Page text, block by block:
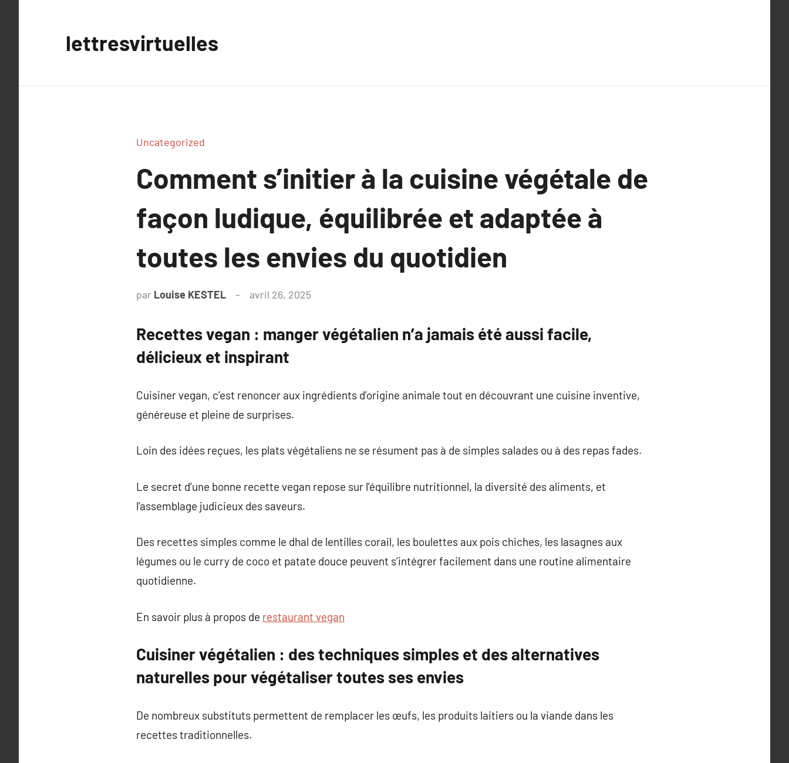
lettresvirtuelles
Uncategorized
Comment s’initier à la cuisine végétale de
façon ludique, équilibrée et adaptée à
toutes les envies du quotidien
par Louise KESTEL avril 26, 2025
Recettes vegan : manger végétalien n’a jamais été aussi facile,
délicieux et inspirant
Cuisiner vegan, c’est renoncer aux ingrédients d’origine animale tout en découvrant une cuisine inventive,
généreuse et pleine de surprises.
Loin des idées reçues, les plats végétaliens ne se résument pas à de simples salades ou à des repas fades.
Le secret d’une bonne recette vegan repose sur l’équilibre nutritionnel, la diversité des aliments, et
l’assemblage judicieux des saveurs.
Des recettes simples comme le dhal de lentilles corail, les boulettes aux pois chiches, les lasagnes aux
légumes ou le curry de coco et patate douce peuvent s’intégrer facilement dans une routine alimentaire
quotidienne.
En savoir plus à propos de restaurant vegan
Cuisiner végétalien : des techniques simples et des alternatives
naturelles pour végétaliser toutes ses envies
De nombreux substituts permettent de remplacer les œufs, les produits laitiers ou la viande dans les
recettes traditionnelles.